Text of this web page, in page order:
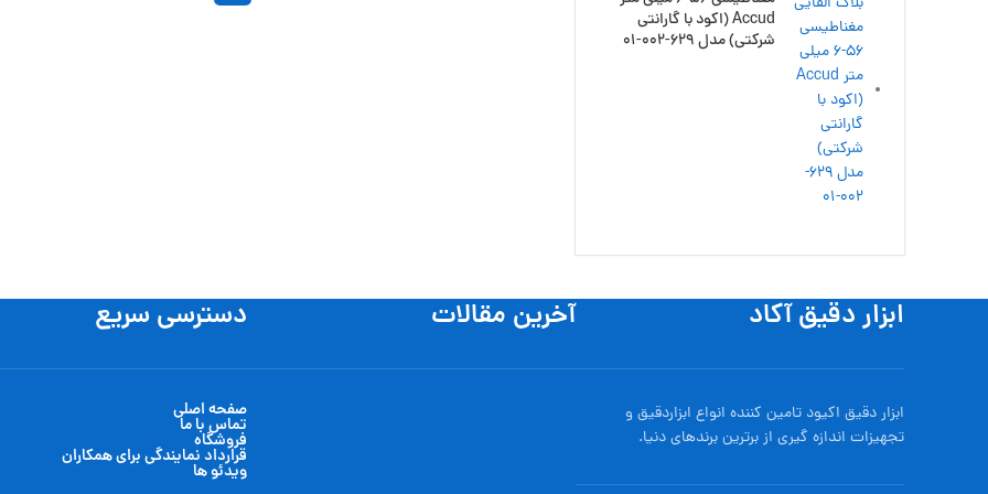
Accud (اکود با گارانتی
شرکتی) مدل 629-002-01
ابزار دقیق آکاد
ابزار دقیق اکیود تامین کننده انواع ابزاردقيق و
تجهيزات اندازه گیری از برترین برندهای دنیا.
آخرین مقالات دسترسی سریع
صفحه اصلی
تماس با ما
فروشگاه
قرارداد نمایندگی برای همکاران
ویدئو ها